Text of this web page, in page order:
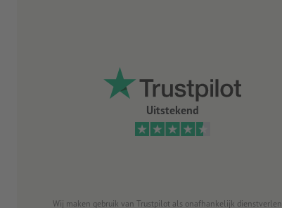
Uitstekend
Wij maken gebruik van Trustpilot als onafhankelijk